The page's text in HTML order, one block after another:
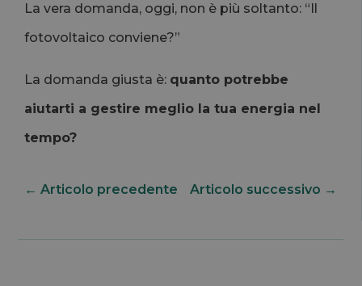
La vera domanda, oggi, non è più soltanto: “Il
fotovoltaico conviene?”
La domanda giusta è: quanto potrebbe
aiutarti a gestire meglio la tua energia nel
tempo?
← Articolo precedente Articolo successivo →